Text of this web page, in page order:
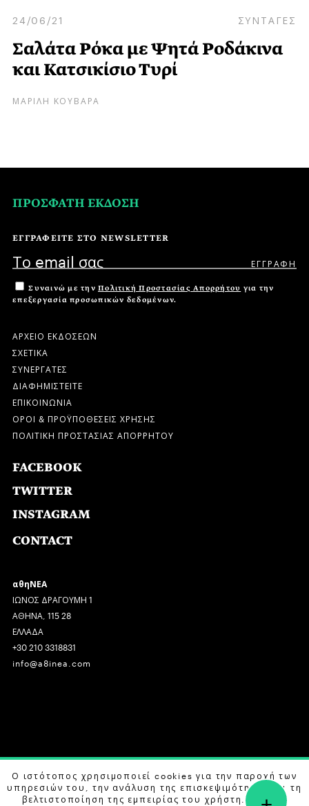
24/06/21 ΣΥΝΤΑΓΕΣ
Σαλάτα Ρόκα με Ψητά Ροδάκινα
και Κατσικίσιο Τυρί
ΜΑΡΙΛΗ ΚΟΥΒΑΡΑ
ΠΡΟΣΦΑΤΗ ΕΚΔΟΣΗ
ΕΓΓΡΑΦΕΙΤΕ ΣΤΟ NEWSLETTER
Συναινώ με την Πολιτική Προστασίας Απορρήτου για την
επεξεργασία προσωπικών δεδομένων.
ΑΡΧΕΙΟ ΕΚΔΟΣΕΩΝ
ΣΧΕΤΙΚΑ
ΣΥΝΕΡΓΑΤΕΣ
ΔΙΑΦΗΜΙΣΤΕΙΤΕ
ΕΠΙΚΟΙΝΩΝΙΑ
ΟΡΟΙ & ΠΡΟΫΠΟΘΕΣΕΙΣ ΧΡΗΣΗΣ
ΠΟΛΙΤΙΚΗ ΠΡΟΣΤΑΣΙΑΣ ΑΠΟΡΡΗΤΟΥ
FACEBOOK
TWITTER
INSTAGRAM
CONTACT
αθηΝΕΑ
ΙΩΝΟΣ ΔΡΑΓΟΥΜΗ 1
ΑΘΗΝΑ, 115 28
ΕΛΛΑΔΑ
+30 210 3318831
info@a8inea.com
COPYRIGHT © 2026 αθηΝΕΑ, ALL RIGHTS RESERVED.
DESIGN BY G DESIGN STUDIO. DEVELOPED BYB LABS
Ο ιστότοπος χρησιμοποιεί cookies για την παροχή των
υπηρεσιών του, την ανάλυση της επισκεψιμότητας και τη
βελτιστοποίηση της εμπειρίας του χρήστη. Μάθετε